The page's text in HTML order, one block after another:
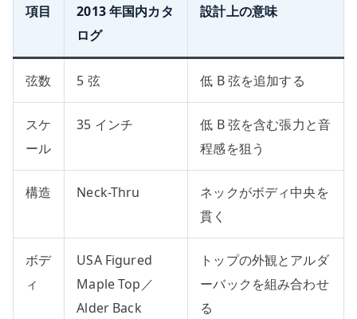
項目
2013 年国内カタ
ログ
設計上の意味
弦数 5 弦 低 B 弦を追加する
スケ
ール
35 インチ
低 B 弦を含む張力と音
程感を狙う
構造 Neck-Thru
ネックがボディ中央を
貫く
ボデ
ィ
USA Figured
Maple Top／
Alder Back
トップの外観とアルダ
ーバックを組み合わせ
る